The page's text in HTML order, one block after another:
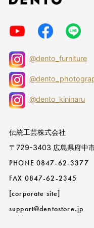
@dento_furniture
@dento_kininaru
伝統工芸株式会社
〒729-3403 広島県府中
PHONE 0847-62-3377
FAX 0847-62-2345
[corporate site]
support@dentostore.jp